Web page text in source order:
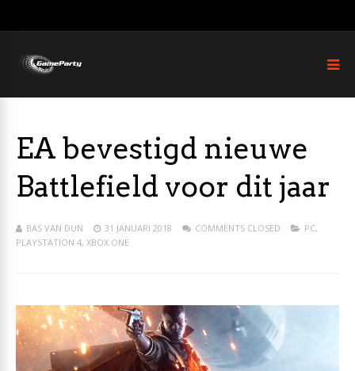
EA bevestigd nieuwe
Battlefield voor dit jaar
BAS VAN DUN 31 JANUARI 2018 COMMENTS CLOSED PC,
PLAYSTATION 4, XBOX ONE